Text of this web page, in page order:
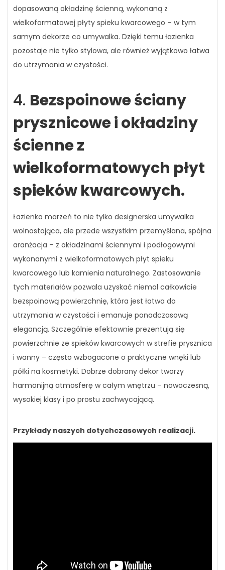
dopasowaną okładzinę ścienną, wykonaną z
wielkoformatowej płyty spieku kwarcowego – w tym
samym dekorze co umywalka. Dzięki temu łazienka
pozostaje nie tylko stylowa, ale również wyjątkowo łatwa
do utrzymania w czystości.
4. Bezspoinowe ściany
prysznicowe i okładziny
ścienne z
wielkoformatowych płyt
spieków kwarcowych.
Łazienka marzeń to nie tylko designerska umywalka
wolnostojąca, ale przede wszystkim przemyślana, spójna
aranżacja – z okładzinami ściennymi i podłogowymi
wykonanymi z wielkoformatowych płyt spieku
kwarcowego lub kamienia naturalnego. Zastosowanie
tych materiałów pozwala uzyskać niemal całkowicie
bezspoinową powierzchnię, która jest łatwa do
utrzymania w czystości i emanuje ponadczasową
elegancją. Szczególnie efektownie prezentują się
powierzchnie ze spieków kwarcowych w strefie prysznica
i wanny – często wzbogacone o praktyczne wnęki lub
półki na kosmetyki. Dobrze dobrany dekor tworzy
harmonijną atmosferę w całym wnętrzu – nowoczesną,
wysokiej klasy i po prostu zachwycającą.
Przykłady naszych dotychczasowych realizacji.